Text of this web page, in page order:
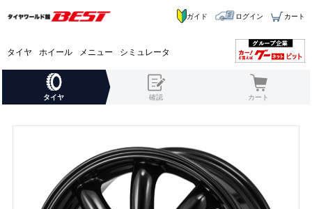
タイヤ ホイール メニュー シミュレータ
ガイド ログイン カート
タイヤ 確認 カート